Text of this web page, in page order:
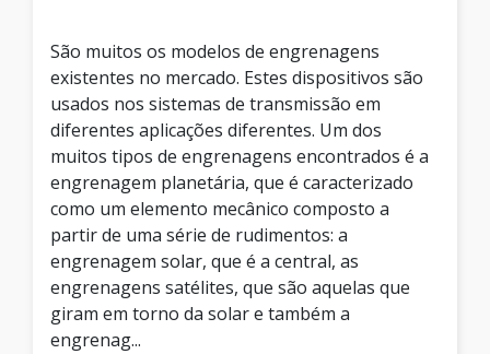
São muitos os modelos de engrenagens
existentes no mercado. Estes dispositivos são
usados nos sistemas de transmissão em
diferentes aplicações diferentes. Um dos
muitos tipos de engrenagens encontrados é a
engrenagem planetária, que é caracterizado
como um elemento mecânico composto a
partir de uma série de rudimentos: a
engrenagem solar, que é a central, as
engrenagens satélites, que são aquelas que
giram em torno da solar e também a
engrenag...